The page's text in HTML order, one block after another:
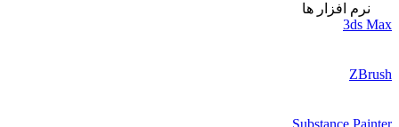
نرم افزار ها
3ds Max
ZBrush